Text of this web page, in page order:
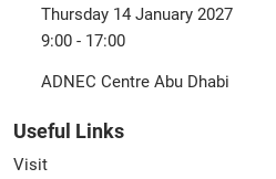
Thursday 14 January 2027
9:00 - 17:00
ADNEC Centre Abu Dhabi
Useful Links
Visit